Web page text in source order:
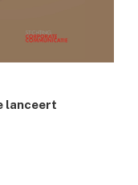
lanceert